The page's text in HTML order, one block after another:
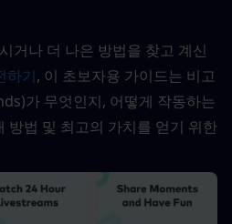
거나 더 나은 방법을 찾고 계신
하기, 이 초보자용 가이드는 비고
가 무엇인지, 어떻게 작동하는
방법 및 최고의 가치를 얻기 위한